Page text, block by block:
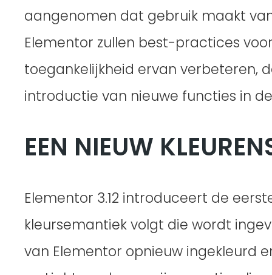
aangenomen dat gebruik maakt
Elementor zullen best-practices
toegankelijkheid ervan verbeteren,
introductie van nieuwe functies in
EEN NIEUW
Elementor 3.12 introduceert de
kleursemantiek volgt die wordt
van Elementor opnieuw ingekleurd